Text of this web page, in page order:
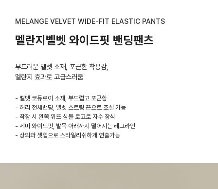
MELANGE VELVET WIDE-FIT ELASTIC PANTS
멜란지벨벳 와이드핏 밴딩팬츠
부드러운 벨벳 소재, 포근한 착용감,
멜란지 효과로 고급스러움
- 벨벳 코듀로이 소재, 부드럽고 포근함
- 허리 전체밴딩, 벨벳 스트링 끈으로 조절 가능
- 착장 시 왼쪽 위뜨 심볼 로고로 자수 장식
- 세미 와이드핏, 발목 아래까지 떨어지는 레그라인
- 상의와 셋업으로 스타일리쉬하게 연출가능